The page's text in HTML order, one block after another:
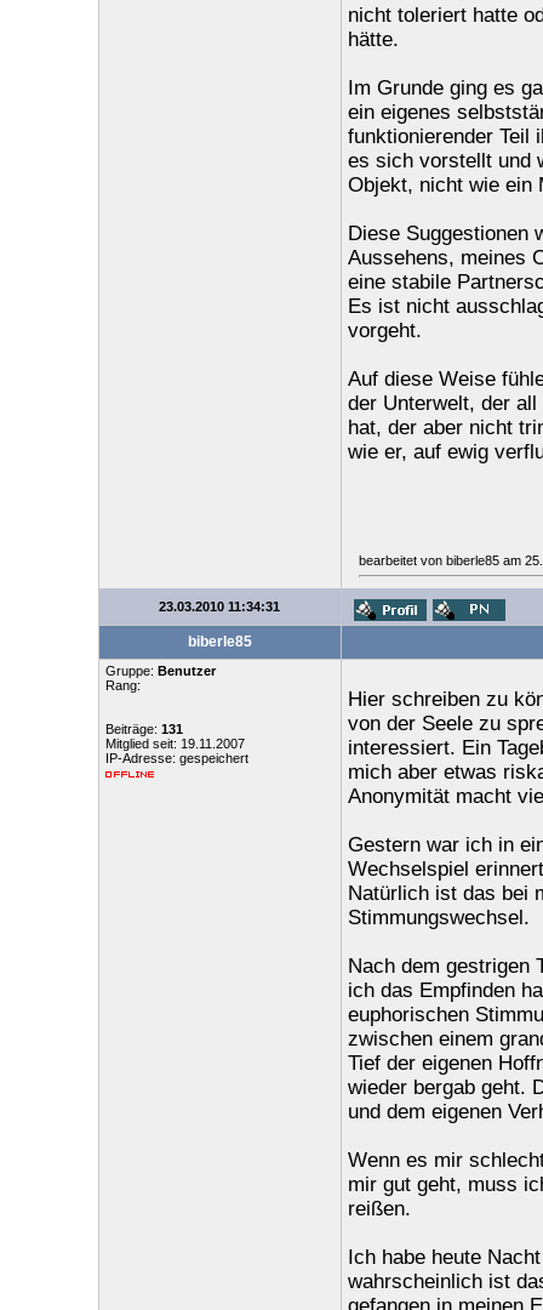
nicht toleriert hatte
hätte.
Im Grunde ging es
ein eigenes
funktionierender Teil
es sich vorstellt und
Objekt, nicht wie ein
Diese Suggestionen
Aussehens, meines
eine stabile
Es ist nicht
vorgeht.
Auf diese Weise
der Unterwelt, der
hat, der aber nicht
wie er, auf ewig
bearbeitet von biberle85 am
23.03.2010 11:34:31
biberle85
Gruppe: Benutzer
Rang:
Beiträge: 131
Mitglied seit: 19.11.2007
IP-Adresse: gespeichert
Hier schreiben zu
von der Seele zu
interessiert. Ein
mich aber etwas
Anonymität macht
Gestern war ich in
Wechselspiel
Natürlich ist das bei
Stimmungswechsel.
Nach dem gestrigen
ich das Empfinden
euphorischen
zwischen einem
Tief der eigenen
wieder bergab geht.
und dem eigenen
Wenn es mir
mir gut geht, muss
reißen.
Ich habe heute
wahrscheinlich ist